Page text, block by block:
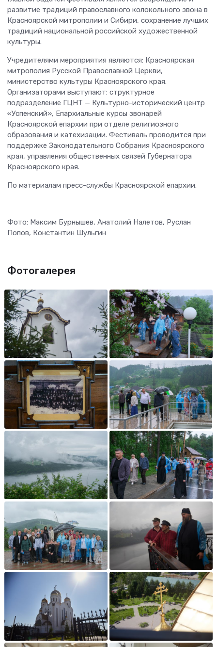
развитие традиций православного колокольного звона в
Красноярской митрополии и Сибири, сохранение лучших
традиций национальной российской художественной
культуры.
Учредителями мероприятия являются: Красноярская
митрополия Русской Православной Церкви,
министерство культуры Красноярского края.
Организаторами выступают: структурное
подразделение ГЦНТ — Культурно-исторический центр
«Успенский», Епархиальные курсы звонарей
Красноярской епархии при отделе религиозного
образования и катехизации. Фестиваль проводится при
поддержке Законодательного Собрания Красноярского
края, управления общественных связей Губернатора
Красноярского края.
По материалам пресс-службы Красноярской епархии.
Фото: Максим Бурнышев, Анатолий Налетов, Руслан
Попов, Константин Шульгин
Фотогалерея